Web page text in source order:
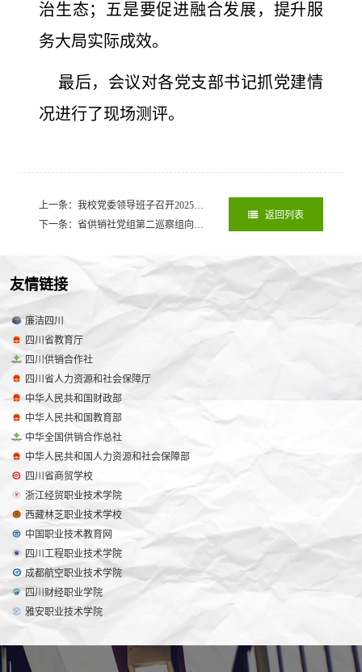
治生态；五是要促进融合发展，提升服
务大局实际成效。
最后，会议对各党支部书记抓党建情
况进行了现场测评。
上一条：我校党委领导班子召开2025年度民主生活会暨巡察整改专题民主生活会
下一条：省供销社党组第二巡察组向省贸易学校党委反馈巡察情况
返回列表
友情链接
廉洁四川
四川省教育厅
四川供销合作社
四川省人力资源和社会保障厅
中华人民共和国财政部
中华人民共和国教育部
中华全国供销合作总社
中华人民共和国人力资源和社会保障部
四川省商贸学校
浙江经贸职业技术学院
西藏林芝职业技术学校
中国职业技术教育网
四川工程职业技术学院
成都航空职业技术学院
四川财经职业学院
雅安职业技术学院